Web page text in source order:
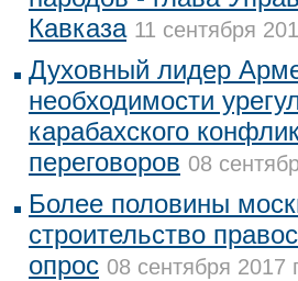
Кавказа 11 сентября
Духовный лидер
необходимости
карабахского
переговоров 08
Более половины
строительство
опрос 08 сентября 2017